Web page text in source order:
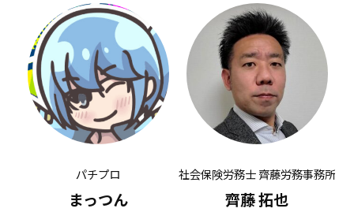
パチプロ
まっつん
社会保険労務士 齊藤労務事務所
齊藤 拓也